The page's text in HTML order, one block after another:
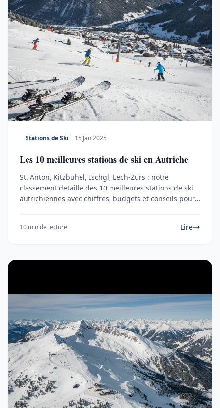
Stations de Ski 15 Jan 2025
Les 10 meilleures stations de ski en Autriche
St. Anton, Kitzbuhel, Ischgl, Lech-Zurs : notre
classement detaille des 10 meilleures stations de ski
autrichiennes avec chiffres, budgets et conseils pour
10 min de lecture Lire